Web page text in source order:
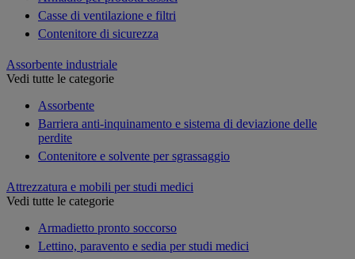
Casse di ventilazione e filtri
Contenitore di sicurezza
Assorbente industriale
Vedi tutte le categorie
Assorbente
Barriera anti-inquinamento e sistema di deviazione delle
perdite
Contenitore e solvente per sgrassaggio
Attrezzatura e mobili per studi medici
Vedi tutte le categorie
Armadietto pronto soccorso
Lettino, paravento e sedia per studi medici